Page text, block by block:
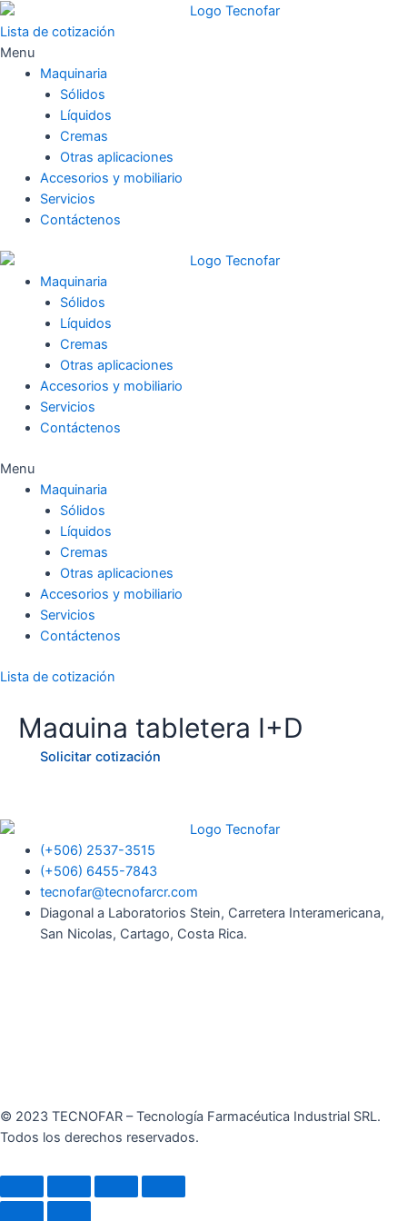
Skip
to
content
Lista de cotización
Menu
Maquinaria
Sólidos
Líquidos
Cremas
Otras aplicaciones
Accesorios y mobiliario
Servicios
Contáctenos
Maquinaria
Sólidos
Líquidos
Cremas
Otras aplicaciones
Accesorios y mobiliario
Servicios
Contáctenos
Menu
Maquinaria
Sólidos
Líquidos
Cremas
Otras aplicaciones
Accesorios y mobiliario
Servicios
Contáctenos
Lista de cotización
Maquina tabletera I+D
Solicitar cotización
(+506) 2537-3515
(+506) 6455-7843
tecnofar@tecnofarcr.com
Diagonal a Laboratorios Stein, Carretera Interamericana,
San Nicolas, Cartago, Costa Rica.
© 2023 TECNOFAR – Tecnología Farmacéutica Industrial SRL.
Todos los derechos reservados.